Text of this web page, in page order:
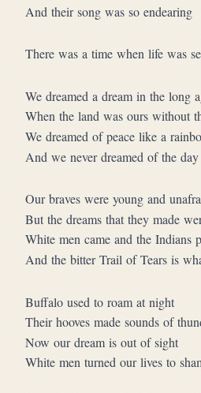
And their song was so endearing
There was a time when life was
We dreamed a dream in the long
When the land was ours without
We dreamed of peace like a
And we never dreamed of the
Our braves were young and
But the dreams that they made
White men came and the Indians
And the bitter Trail of Tears is
Buffalo used to roam at night
Their hooves made sounds of
Now our dream is out of sight
White men turned our lives to